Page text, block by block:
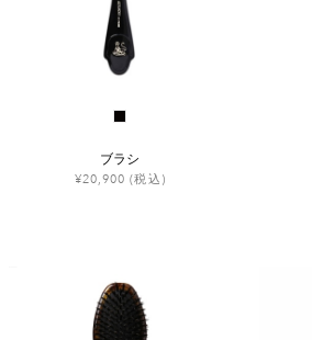
ブラシ
¥20,900 (税込)